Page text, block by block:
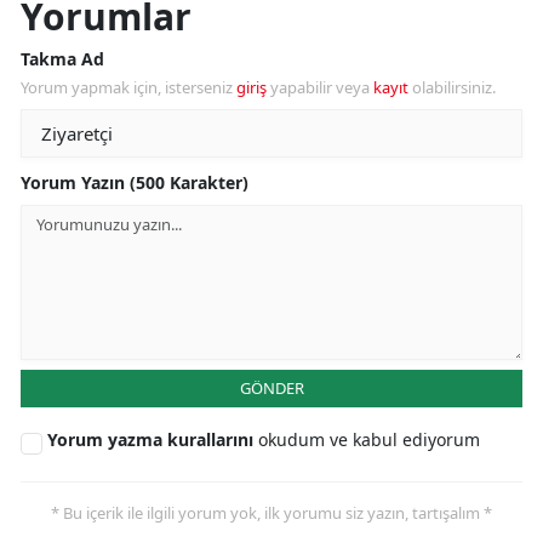
Yorumlar
Takma Ad
Yorum yapmak için, istersenizgirişyapabilir veya kayıt olabilirsiniz.
Yorum Yazın (500 Karakter)
GÖNDER
Yorum yazma kurallarını okudum ve kabul ediyorum
* Bu içerik ile ilgili yorum yok, ilk yorumu siz yazın, tartışalım *